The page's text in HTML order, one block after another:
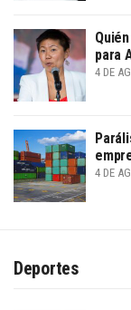
para
4 DE
4 DE
Deportes